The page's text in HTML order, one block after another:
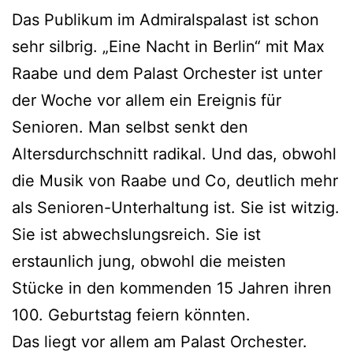
Das Publikum im Admiralspalast ist schon
sehr silbrig. „Eine Nacht in Berlin“ mit Max
Raabe und dem Palast Orchester ist unter
der Woche vor allem ein Ereignis für
Senioren. Man selbst senkt den
Altersdurchschnitt radikal. Und das, obwohl
die Musik von Raabe und Co, deutlich mehr
als Senioren-Unterhaltung ist. Sie ist witzig.
Sie ist abwechslungsreich. Sie ist
erstaunlich jung, obwohl die meisten
Stücke in den kommenden 15 Jahren ihren
100. Geburtstag feiern könnten.
Das liegt vor allem am Palast Orchester.